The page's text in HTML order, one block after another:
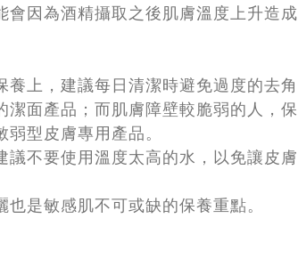
會因為酒精攝取之後肌膚溫度上升造成
養上，建議每日清潔時避免過度的去角
潔面產品；而肌膚障壁較脆弱的人，保
型皮膚專用產品。
議不要使用溫度太高的水，以免讓皮膚
是敏感肌不可或缺的保養重點。